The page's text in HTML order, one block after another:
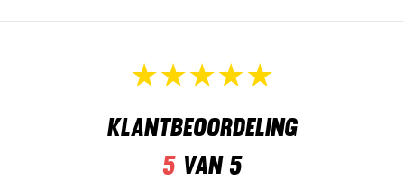
Klantbeoordeling
5van 5